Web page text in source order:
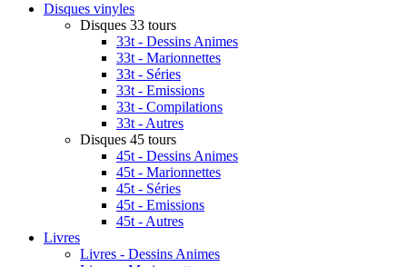
Disques vinyles
Disques 33 tours
33t - Dessins Animes
33t - Marionnettes
33t - Séries
33t - Emissions
33t - Compilations
33t - Autres
Disques 45 tours
45t - Dessins Animes
45t - Marionnettes
45t - Séries
45t - Emissions
45t - Autres
Livres
Livres - Dessins Animes